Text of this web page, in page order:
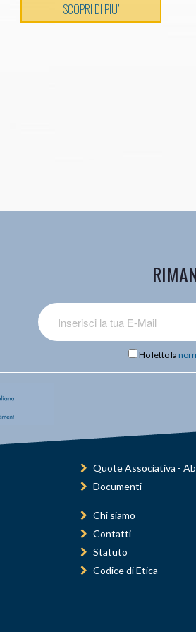
SCOPRI DI PIU’
Ho letto la
Quote Associativa -
Documenti
Chi siamo
Contatti
Statuto
Codice di Etica